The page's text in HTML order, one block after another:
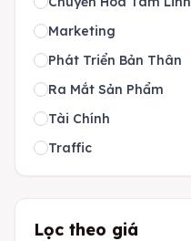
Marketing
Phát Triển Bản Thân
Ra Mắt Sản Phẩm
Tài Chính
Traffic
Lọc theo giá